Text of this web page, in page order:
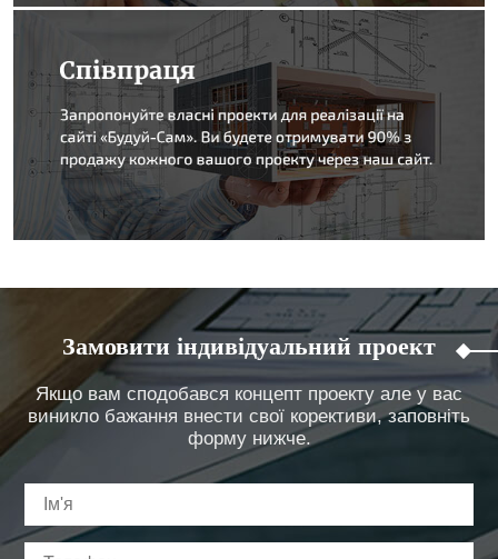
Замовити індивідуальний проект
Якщо вам сподобався концепт проекту але у вас
виникло бажання внести свої корективи, заповніть
форму нижче.